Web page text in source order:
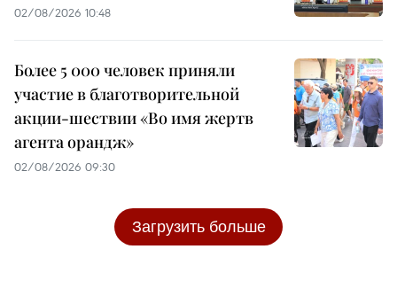
02/08/2026 10:48
Более 5 000 человек приняли
участие в благотворительной
акции-шествии «Во имя жертв
агента орандж»
02/08/2026 09:30
Загрузить больше